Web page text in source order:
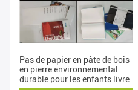
Pas de papier en pâte de bois
en pierre environnemental
durable pour les enfants livre